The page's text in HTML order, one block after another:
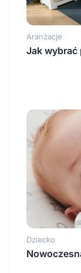
Aranżacje
Jak wybrać
Dziecko